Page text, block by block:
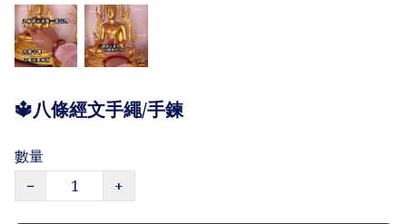
🔱八條經文手繩/手鍊
數量
−
+